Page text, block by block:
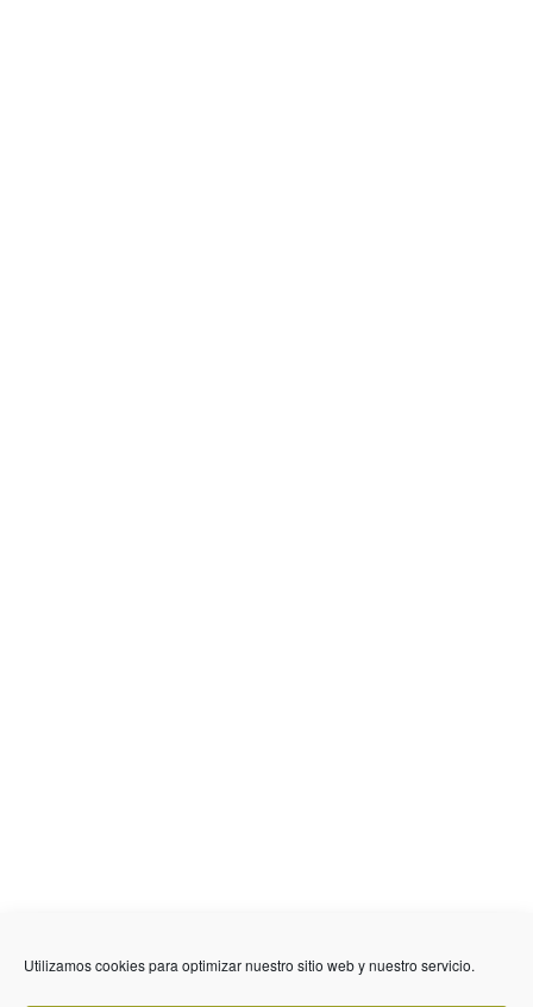
Utilizamos cookies para optimizar nuestro sitio web y nuestro servicio.
636 01 61 85
Fuente Palmera